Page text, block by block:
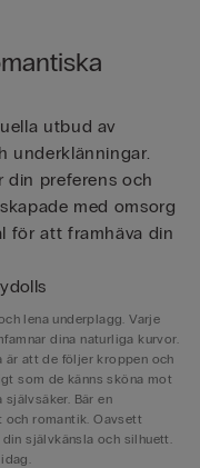
utbud av
underklänningar.
din preferens och
med omsorg
för att framhäva din
lena underplagg. Varje
dina naturliga kurvor.
är att de följer kroppen och
som de känns sköna mot
Bär en
och romantik. Oavsett
självkänsla och silhuett.